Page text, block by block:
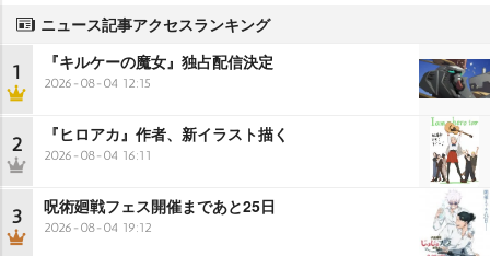
ニュース記事アクセスランキング
1 『キルケーの魔女』独占配信決定
2026-08-04 12:15
2 『ヒロアカ』作者、新イラスト描く
2026-08-04 16:11
3 呪術廻戦フェス開催まであと25日
2026-08-04 19:12